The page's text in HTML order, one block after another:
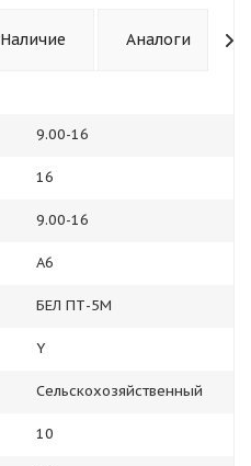
Наличие Аналоги
9.00-16
16
9.00-16
A6
БЕЛ ПТ-5М
Y
Сельскохозяйственный
10